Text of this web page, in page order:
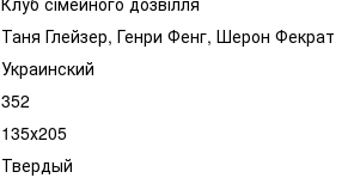
Таня Глейзер, Генри Фенг, Шерон Фекрат
Украинский
352
135х205
Твердый